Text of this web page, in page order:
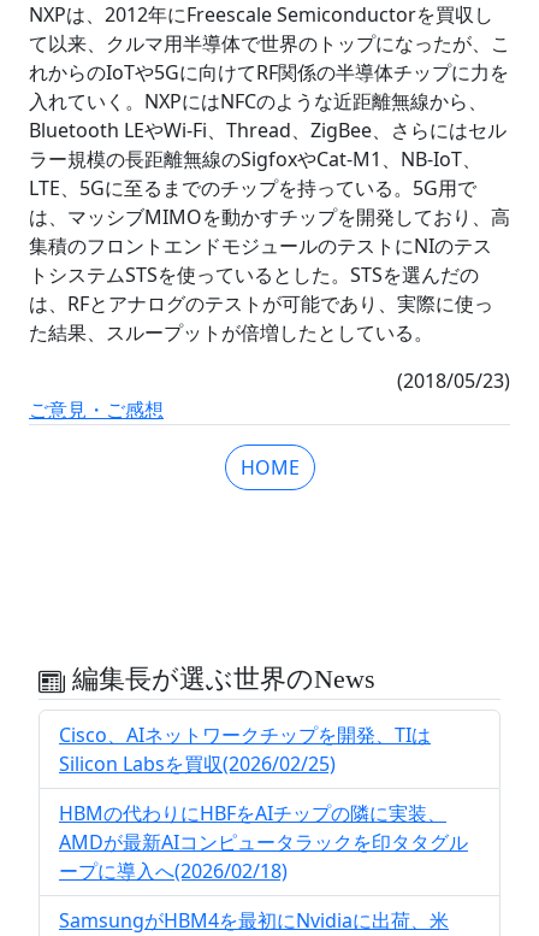
NXPは、2012年にFreescale Semiconductorを買収し
て以来、クルマ用半導体で世界のトップになったが、こ
れからのIoTや5Gに向けてRF関係の半導体チップに力を
入れていく。NXPにはNFCのような近距離無線から、
Bluetooth LEやWi-Fi、Thread、ZigBee、さらにはセル
ラー規模の長距離無線のSigfoxやCat-M1、NB-IoT、
LTE、5Gに至るまでのチップを持っている。5G用で
は、マッシブMIMOを動かすチップを開発しており、高
集積のフロントエンドモジュールのテストにNIのテス
トシステムSTSを使っているとした。STSを選んだの
は、RFとアナログのテストが可能であり、実際に使っ
た結果、スループットが倍増したとしている。
(2018/05/23)
ご意見・ご感想
HOME
編集長が選ぶ世界のNews
Cisco、AIネットワークチップを開発、TIは
Silicon Labsを買収(2026/02/25)
HBMの代わりにHBFをAIチップの隣に実装、
AMDが最新AIコンピュータラックを印タタグル
ープに導入へ(2026/02/18)
SamsungがHBM4を最初にNvidiaに出荷、米